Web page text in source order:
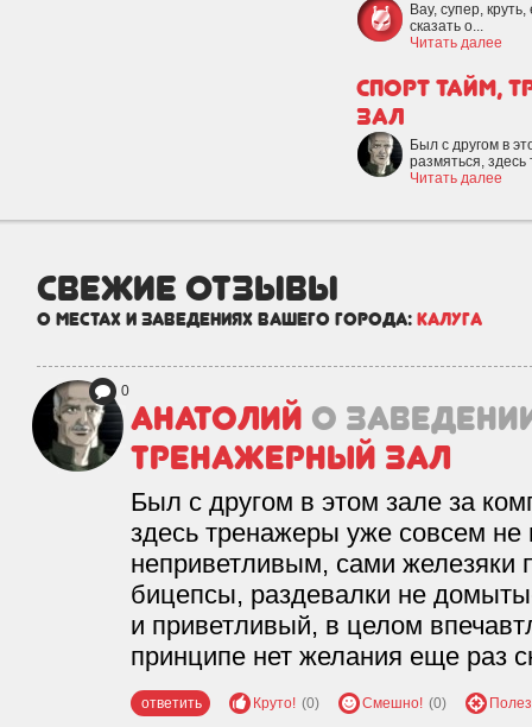
Вау, супер,
сказать о...
Читать далее
Спорт Тайм,
зал
Был с другом в
размяться,
Читать далее
свежие отзывы
о местах и заведениях вашего города: Калуга
0
Анатолий о
тренажерный зал
Был с другом в этом зале за
здесь тренажеры уже совсем не
неприветливым, сами железяки
бицепсы, раздевалки не
и приветливый, в целом
принципе нет желания еще раз
ответить Круто! (0) Смешно! (0)